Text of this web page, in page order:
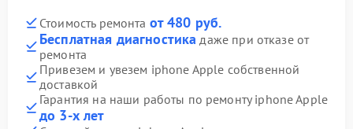
Стоимость ремонта от 480 руб.
Бесплатная диагностика даже при отказе от
ремонта
Привезем и увезем iphone Apple собственной
доставкой
Гарантия на наши работы по ремонту iphone Apple
до 3-х лет